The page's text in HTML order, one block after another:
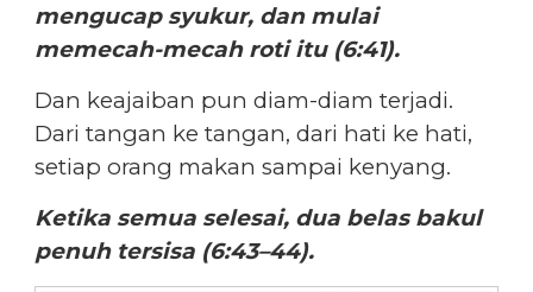
mengucap syukur, dan mulai
memecah-mecah roti itu (6:41).
Dan keajaiban pun diam-diam terjadi.
Dari tangan ke tangan, dari hati ke hati,
setiap orang makan sampai kenyang.
Ketika semua selesai, dua belas bakul
penuh tersisa (6:43–44).